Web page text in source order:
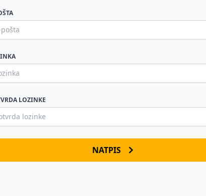
LOZINKE
NATPIS